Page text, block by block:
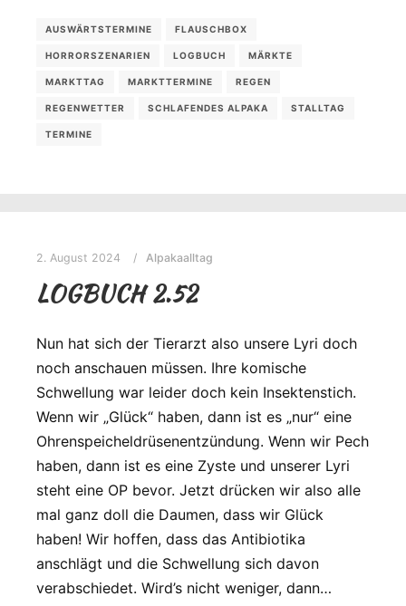
AUSWÄRTSTERMINE FLAUSCHBOX
HORRORSZENARIEN LOGBUCH MÄRKTE
MARKTTAG MARKTTERMINE REGEN
REGENWETTER SCHLAFENDES ALPAKA STALLTAG
TERMINE
2. August 2024 Alpakaalltag
LOGBUCH 2.52
Nun hat sich der Tierarzt also unsere Lyri doch
noch anschauen müssen. Ihre komische
Schwellung war leider doch kein Insektenstich.
Wenn wir „Glück“ haben, dann ist es „nur“ eine
Ohrenspeicheldrüsenentzündung. Wenn wir Pech
haben, dann ist es eine Zyste und unserer Lyri
steht eine OP bevor. Jetzt drücken wir also alle
mal ganz doll die Daumen, dass wir Glück
haben! Wir hoffen, dass das Antibiotika
anschlägt und die Schwellung sich davon
verabschiedet. Wird’s nicht weniger, dann…